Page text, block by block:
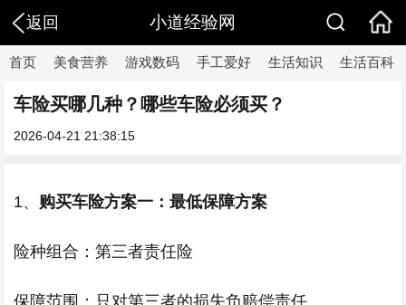
返回 小道经验网
首页 美食营养 游戏数码 手工爱好 生活知识 生活百科
车险买哪几种？哪些车险必须买？
2026-04-21 21:38:15
1、 购买车险方案一：最低保障方案
险种组合：第三者责任险
保障范围：只对第三者的损失负赔偿责任